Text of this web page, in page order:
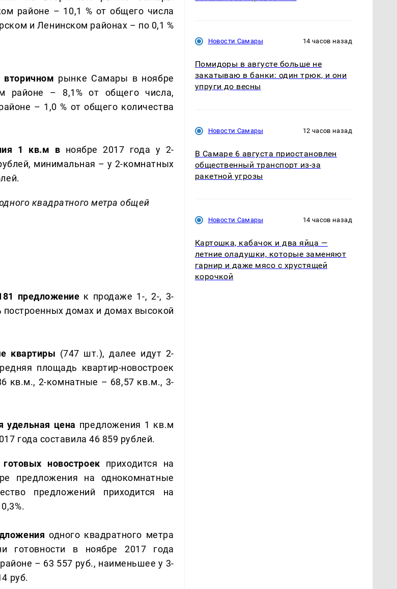
районе – 10,1 % от общего числа
и Ленинском районах – по 0,1 %
рынке Самары в ноябре
районе – 8,1% от общего числа,
– 1,0 % от общего количества
1 кв.м в ноябре 2017 года у 2-
минимальная – у 2-комнатных
квадратного метра общей
предложение к продаже 1-, 2-, 3-
домах и домах высокой
квартиры (747 шт.), далее идут 2-
площадь квартир-новостроек
кв.м., 2-комнатные – 68,57 кв.м., 3-
удельная цена предложения 1 кв.м
года составила 46 859 рублей.
новостроек приходится на
предложения на однокомнатные
предложений приходится на
одного квадратного метра
готовности в ноябре 2017 года
– 63 557 руб., наименьшее у 3-
руб.
Новости Самары 14 часов назад
Помидоры в августе больше не
закатываю в банки: один трюк, и они
упруги до весны
Новости Самары 12 часов назад
В Самаре 6 августа приостановлен
общественный транспорт из-за
ракетной угрозы
Новости Самары 14 часов назад
Картошка, кабачок и два яйца —
летние оладушки, которые заменяют
гарнир и даже мясо с хрустящей
корочкой